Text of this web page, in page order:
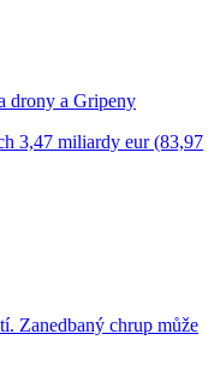
drony a Gripeny
3,47 miliardy eur (83,97
Zanedbaný chrup může